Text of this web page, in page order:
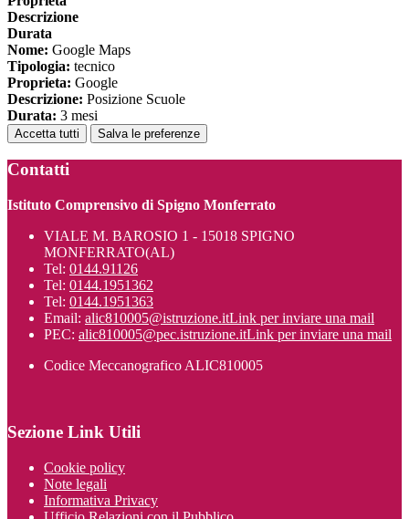
Descrizione
Durata
Nome: Google Maps
Tipologia: tecnico
Proprieta: Google
Descrizione: Posizione Scuole
Durata: 3 mesi
Accetta tutti Salva le preferenze
Contatti
Istituto Comprensivo di Spigno Monferrato
VIALE M. BAROSIO 1 - 15018 SPIGNO
MONFERRATO(AL)
Tel: 0144.91126
Tel: 0144.1951362
Tel: 0144.1951363
Email: alic810005@istruzione.itLink per inviare una mail
PEC: alic810005@pec.istruzione.itLink per inviare una mail
Codice Meccanografico ALIC810005
Sezione Link Utili
Cookie policy
Note legali
Informativa Privacy